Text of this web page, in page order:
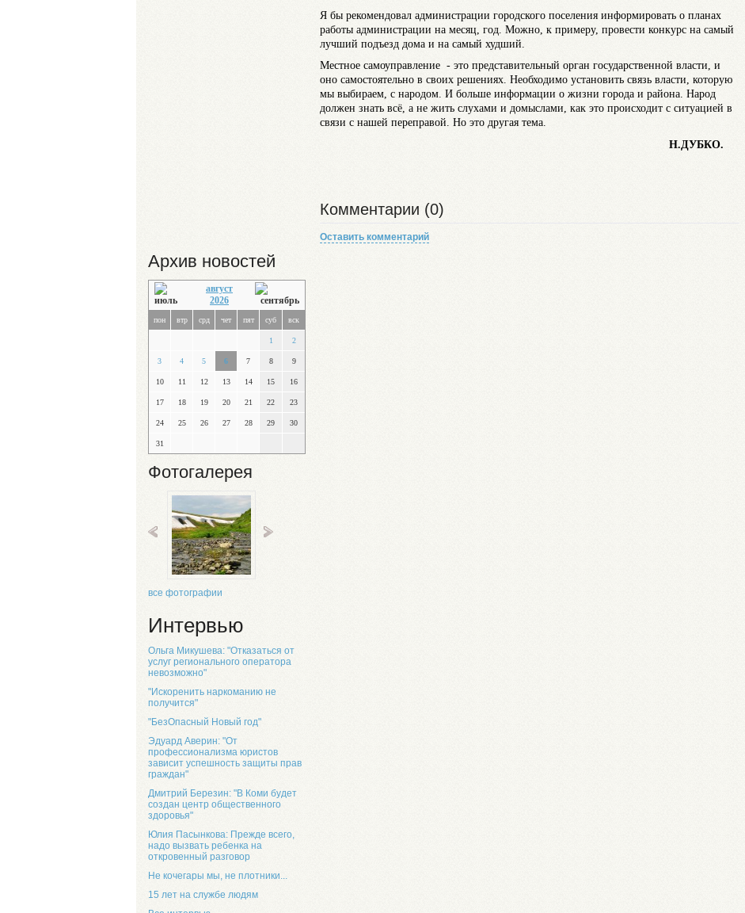
Архив новостей
август
2026
пон втр срд чет пят суб вск
1 2
3 4 5 6 7 8 9
10 11 12 13 14 15 16
17 18 19 20 21 22 23
24 25 26 27 28 29 30
31
Фотогалерея
все фотографии
Интервью
Ольга Микушева: "Отказаться от
услуг регионального оператора
невозможно"
"Искоренить наркоманию не
получится"
"БезОпасный Новый год"
Эдуард Аверин: "От
профессионализма юристов
зависит успешность защиты прав
граждан"
Дмитрий Березин: "В Коми будет
создан центр общественного
здоровья"
Юлия Пасынкова: Прежде всего,
надо вызвать ребенка на
откровенный разговор
Не кочегары мы, не плотники...
15 лет на службе людям
Я бы рекомендовал администрации городского поселения информировать о планах
работы администрации на месяц, год. Можно, к примеру, провести конкурс на самый
лучший подъезд дома и на самый худший.
Местное самоуправление - это представительный орган государственной власти, и
оно самостоятельно в своих решениях. Необходимо установить связь власти, которую
мы выбираем, с народом. И больше информации о жизни города и района. Народ
должен знать всё, а не жить слухами и домыслами, как это происходит с ситуацией в
связи с нашей переправой. Но это другая тема.
Н.ДУБКО.
Комментарии (0)
Оставить комментарий